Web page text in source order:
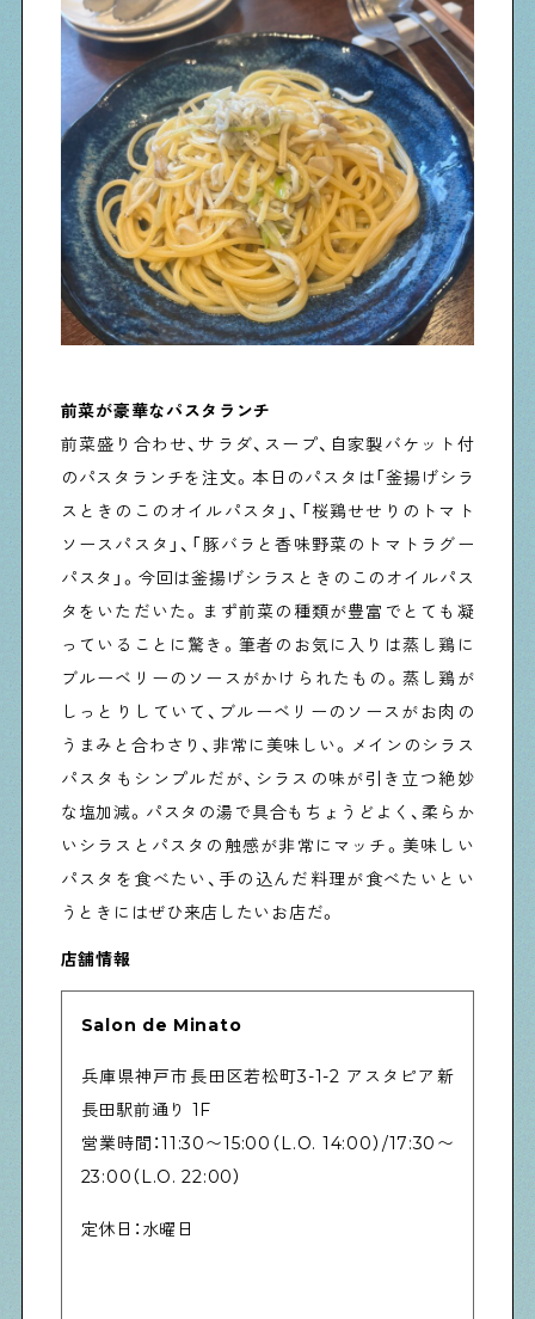
前菜が豪華なパスタランチ
前菜盛り合わせ、サラダ、スープ、自家製バケット付
のパスタランチを注文。本日のパスタは「釜揚げシラ
スときのこのオイルパスタ」、「桜鶏せせりのトマト
ソースパスタ」、「豚バラと香味野菜のトマトラグー
パスタ」。今回は釜揚げシラスときのこのオイルパス
タをいただいた。まず前菜の種類が豊富でとても凝
っていることに驚き。筆者のお気に入りは蒸し鶏に
ブルーベリーのソースがかけられたもの。蒸し鶏が
しっとりしていて、ブルーベリーのソースがお肉の
うまみと合わさり、非常に美味しい。メインのシラス
パスタもシンプルだが、シラスの味が引き立つ絶妙
な塩加減。パスタの湯で具合もちょうどよく、柔らか
いシラスとパスタの触感が非常にマッチ。美味しい
パスタを食べたい、手の込んだ料理が食べたいとい
うときにはぜひ来店したいお店だ。
店舗情報
Salon de Minato
兵庫県神戸市長田区若松町3-1-2 アスタピア新
長田駅前通り 1F
営業時間：11:30〜15:00（L.O. 14:00）/17:30〜
23:00（L.O. 22:00）
定休日：水曜日